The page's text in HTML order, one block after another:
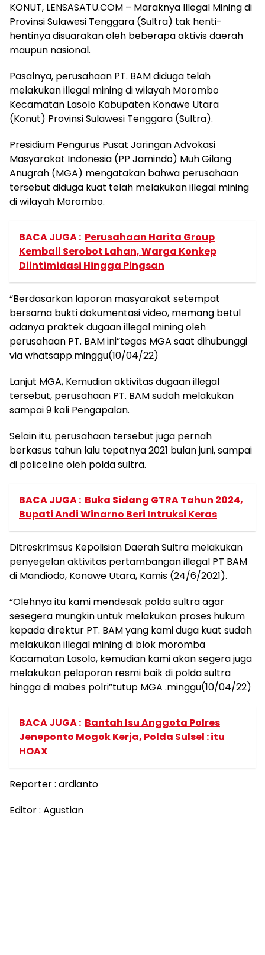
KONUT, LENSASATU.COM – Maraknya Illegal Mining di
Provinsi Sulawesi Tenggara (Sultra) tak henti-
hentinya disuarakan oleh beberapa aktivis daerah
maupun nasional.
Pasalnya, perusahaan PT. BAM diduga telah
melakukan illegal mining di wilayah Morombo
Kecamatan Lasolo Kabupaten Konawe Utara
(Konut) Provinsi Sulawesi Tenggara (Sultra).
Presidium Pengurus Pusat Jaringan Advokasi
Masyarakat Indonesia (PP Jamindo) Muh Gilang
Anugrah (MGA) mengatakan bahwa perusahaan
tersebut diduga kuat telah melakukan illegal mining
di wilayah Morombo.
BACA JUGA : Perusahaan Harita Group
Kembali Serobot Lahan, Warga Konkep
Diintimidasi Hingga Pingsan
“Berdasarkan laporan masyarakat setempat
bersama bukti dokumentasi video, memang betul
adanya praktek dugaan illegal mining oleh
perusahaan PT. BAM ini”tegas MGA saat dihubunggi
via whatsapp.minggu(10/04/22)
Lanjut MGA, Kemudian aktivitas dugaan illegal
tersebut, perusahaan PT. BAM sudah melakukan
sampai 9 kali Pengapalan.
Selain itu, perusahaan tersebut juga pernah
berkasus tahun lalu tepatnya 2021 bulan juni, sampai
di policeline oleh polda sultra.
BACA JUGA : Buka Sidang GTRA Tahun 2024,
Bupati Andi Winarno Beri Intruksi Keras
Ditreskrimsus Kepolisian Daerah Sultra melakukan
penyegelan aktivitas pertambangan illegal PT BAM
di Mandiodo, Konawe Utara, Kamis (24/6/2021).
“Olehnya itu kami mendesak polda sultra agar
sesegera mungkin untuk melakukan proses hukum
kepada direktur PT. BAM yang kami duga kuat sudah
melakukan illegal mining di blok moromba
Kacamatan Lasolo, kemudian kami akan segera juga
melakukan pelaporan resmi baik di polda sultra
hingga di mabes polri”tutup MGA .minggu(10/04/22)
BACA JUGA : Bantah Isu Anggota Polres
Jeneponto Mogok Kerja, Polda Sulsel : itu
HOAX
Reporter : ardianto
Editor : Agustian